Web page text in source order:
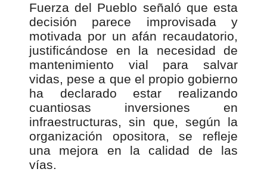
Fuerza del Pueblo señaló que esta
decisión parece improvisada y
motivada por un afán recaudatorio,
justificándose en la necesidad de
mantenimiento vial para salvar
vidas, pese a que el propio gobierno
ha declarado estar realizando
cuantiosas inversiones en
infraestructuras, sin que, según la
organización opositora, se refleje
una mejora en la calidad de las
vías.